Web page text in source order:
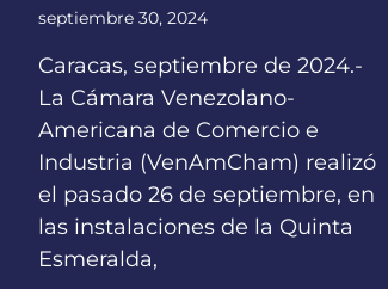
septiembre 30, 2024
Caracas, septiembre de 2024.-
La Cámara Venezolano-
Americana de Comercio e
Industria (VenAmCham) realizó
el pasado 26 de septiembre, en
las instalaciones de la Quinta
Esmeralda,